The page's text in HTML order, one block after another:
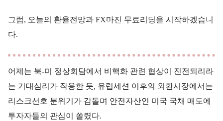
그럼, 오늘의 환율전망과 FX마진 무료리딩을 시작하겠습니
다.
어제는 북-미 정상회담에서 비핵화 관련 협상이 진전되리라
는 기대심리가 작용한 듯, 유럽세션 이후의 외환시장에서는
리스크선호 분위기가 감돌며 안전자산인 미국 국채 매도에
투자자들의 관심이 쏠렸다.